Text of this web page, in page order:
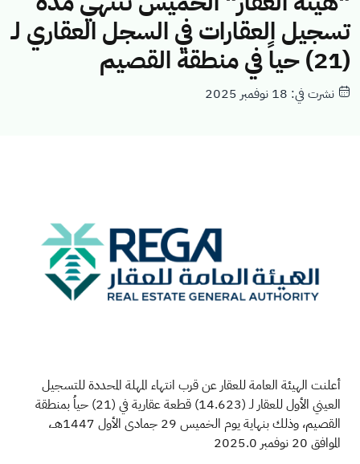
تسجيل العقارات في السجل العقاري لـ
(21) حياً في منطقة القصيم
نشرت في: 18 نوفمبر 2025
أعلنت الهيئة العامة للعقار عن قرب انتهاء المهلة المحددة للتسجيل
العيني الأول للعقار لـ (14.623) قطعة عقارية في (21) حياُ بمنطقة
القصيم، وذلك بنهاية يوم الخميس 29 جمادى الأول 1447هــ،
الموافق 20 نوفمبر 2025.0